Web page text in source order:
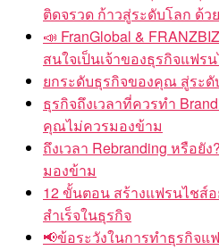
ติดจรวด ก้าวสู่ระดับโลก ด้ว
📣 FranGlobal &
สนใจเป็นเจ้าของธุรกิจแฟ
ยกระดับธุรกิจของคุณ สู่ระ
ธุรกิจถึงเวลาที่ควรทำ
คุณไม่ควรมองข้าม
ถึงเวลา Rebranding หรือ
มองข้าม
12 ขั้นตอน สร้างแฟรนไชส์
สำเร็จในธุรกิจ
📢ข้อระวังในการทำธุรกิจแ